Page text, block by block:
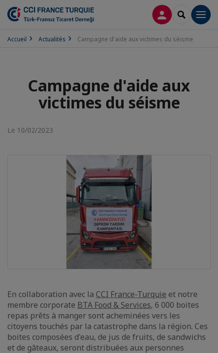
CONNEXION
Accueil Actualités Campagne d'aide aux victimes du séisme
Campagne d'aide aux
victimes du séisme
Le 10/02/2023
En collaboration avec la CCI France-Turquie et notre
membre corporate BTA Food & Services, 6 000 boites
repas prêts à manger sont acheminées vers les
citoyens touchés par la catastrophe dans la région. Ces
boites composées d'eau, de jus de fruits, de sandwichs
et de gâteaux, seront distribuées aux personnes